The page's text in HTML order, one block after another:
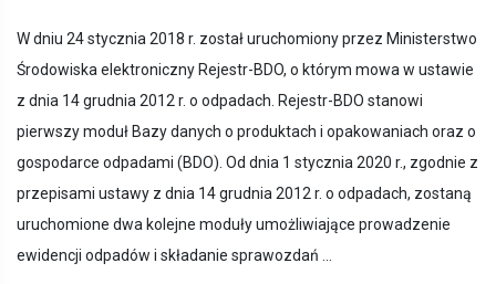
W dniu 24 stycznia 2018 r. został uruchomiony przez Ministerstwo
Środowiska elektroniczny Rejestr-BDO, o którym mowa w ustawie
z dnia 14 grudnia 2012 r. o odpadach. Rejestr-BDO stanowi
pierwszy moduł Bazy danych o produktach i opakowaniach oraz o
gospodarce odpadami (BDO). Od dnia 1 stycznia 2020 r., zgodnie z
przepisami ustawy z dnia 14 grudnia 2012 r. o odpadach, zostaną
uruchomione dwa kolejne moduły umożliwiające prowadzenie
ewidencji odpadów i składanie sprawozdań ...